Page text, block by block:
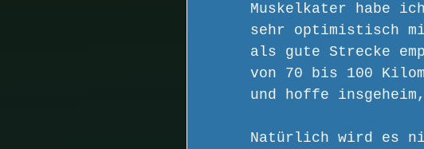
Muskelkater habe
sehr optimistisch
als gute Strecke
von 70 bis 100
und hoffe
Natürlich wird es